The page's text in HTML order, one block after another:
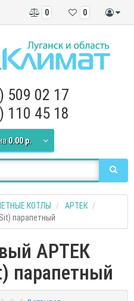
0
0
509 02 17
110 45 18
0.00 р.
КОТЛЫ
АРТЕК
парапетный
АРТЕК
парапетный